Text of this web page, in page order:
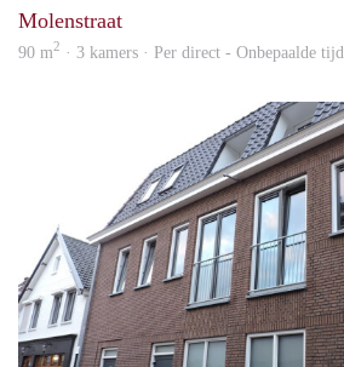
Molenstraat
90 m2 · 3 kamers · Per direct - Onbepaalde tijd